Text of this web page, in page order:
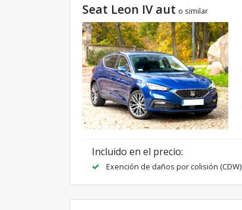
Seat Leon IV aut o similar
Incluido en el precio:
Exención de daños por colisión (CDW)